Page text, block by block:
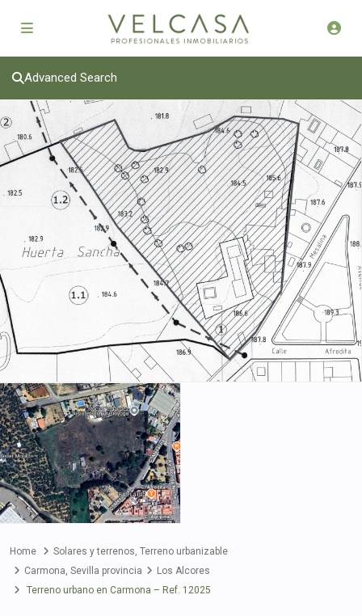
Advanced Search
Home Solares y terrenos, Terreno urbanizable
Carmona, Sevilla provincia
Los Alcores
Terreno urbano en Carmona – Ref. 12025